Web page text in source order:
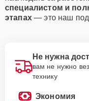
специалистом и
этапах— это наш
Не нужна
вам не нужно
технику
Экономия